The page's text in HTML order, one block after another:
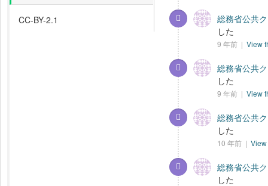
CC-BY-2.1
総務省公共
した
9 年前 | View
総務省公共
した
9 年前 | View
総務省公共
した
10 年前 |
総務省公共
した